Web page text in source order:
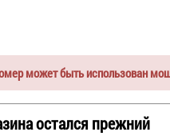
может быть использован
остался прежний